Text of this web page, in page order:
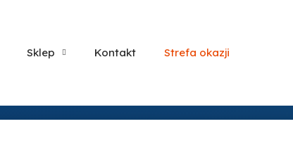
Sklep Kontakt Strefa okazji